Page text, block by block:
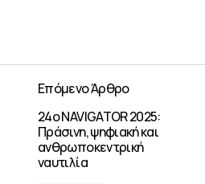
Επόμενο Άρθρο
24ο NAVIGATOR 2025:
Πράσινη, ψηφιακή και
ανθρωποκεντρική
ναυτιλία